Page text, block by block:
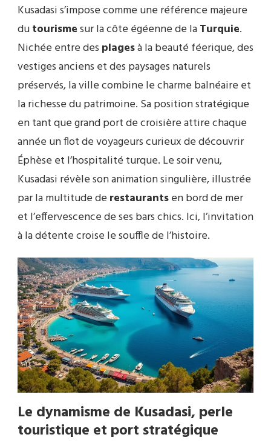
Kusadasi s’impose comme une référence majeure
dutourismesur la côte égéenne de laTurquie.
Nichée entre des plagesà la beauté féerique, des
vestiges anciens et des paysages naturels
préservés, la ville combine le charme balnéaire et
la richesse du patrimoine. Sa position stratégique
en tant que grand port de croisière attire chaque
année un flot de voyageurs curieux de découvrir
Éphèse et l’hospitalité turque. Le soir venu,
Kusadasi révèle son animation singulière, illustrée
par la multitude de restaurantsen bord de mer
et l’effervescence de ses bars chics. Ici, l’invitation
à la détente croise le souffle de l’histoire.
Le dynamisme de Kusadasi, perle
touristique et port stratégique